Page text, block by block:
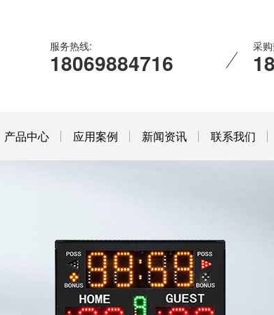
服务热线:
18069884716
采
产品中心 应用案例 新闻资讯 联系我们